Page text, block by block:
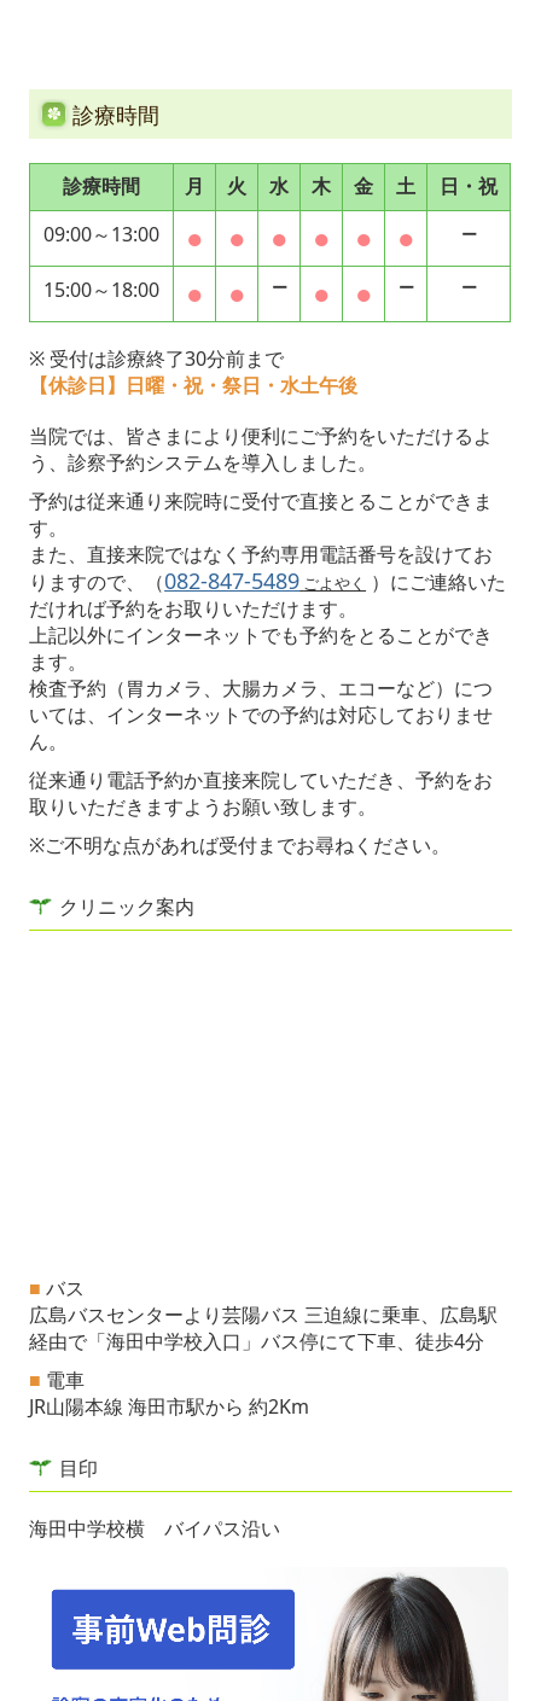
診療時間
診療時間 月 火 水 木 金 土
日・祝
09:00～13:00 ● ● ● ● ● ● ー
15:00～18:00 ● ● ー ● ● ー ー
※ 受付は診療終了30分前まで
【休診日】日曜・祝・祭日・水土午後
当院では、皆さまにより便利にご予約をいただけるよ
う、診察予約システムを導入しました。
予約は従来通り来院時に受付で直接とることができま
す。
また、直接来院ではなく予約専用電話番号を設けてお
りますので、
（082-847-5489 ごよやく
）にご連絡いた
だければ予約をお取りいただけます。
上記以外にインターネットでも予約をとることができ
ます。
検査予約（胃カメラ、大腸カメラ、エコーなど）につ
いては、インターネットでの予約は対応しておりませ
ん。
従来通り電話予約か直接来院していただき、予約をお
取りいただきますようお願い致します。
※ご不明な点があれば受付までお尋ねください。
クリニック案内
■ バス
広島バスセンターより芸陽バス 三迫線に乗車、広島駅
経由で「海田中学校入口」バス停にて下車、徒歩4分
■ 電車
JR山陽本線 海田市駅から 約2Km
目印
海田中学校横 バイパス沿い